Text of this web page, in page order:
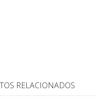
RELACIONADOS